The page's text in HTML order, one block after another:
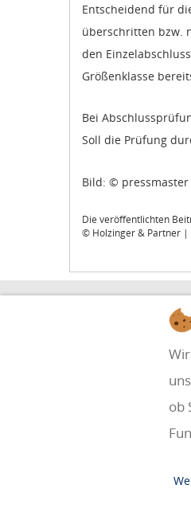
Entscheidend für
überschritten bzw.
den
Größenklasse
Bei
Soll die Prüfung
Bild: © pressmaster
Die veröffentlichten
© Holzinger & Partner |
HOLZINGER &
MO - DO: 8:00 - 17:00h
ob